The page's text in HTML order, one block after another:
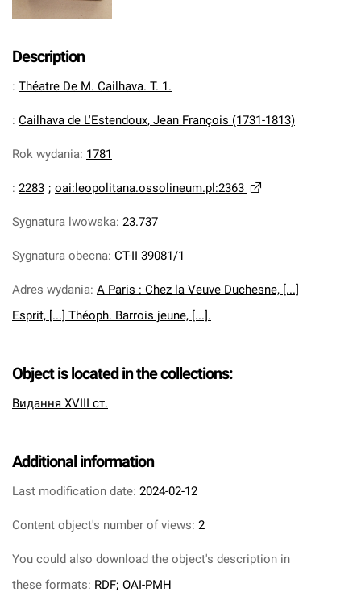
Description
: Théatre De M. Cailhava. T. 1.
: Cailhava de L'Estendoux, Jean François (1731-1813)
Rok wydania: 1781
: 2283 ; oai:leopolitana.ossolineum.pl:2363
Sygnatura lwowska: 23.737
Sygnatura obecna: CT-II 39081/1
Adres wydania: A Paris : Chez la Veuve Duchesne, [...]
Esprit, [...] Théoph. Barrois jeune, [...].
Object is located in the collections:
Видання XVIII ст.
Additional information
Last modification date: 2024-02-12
Content object's number of views: 2
You could also download the object's description in
these formats: RDF; OAI-PMH